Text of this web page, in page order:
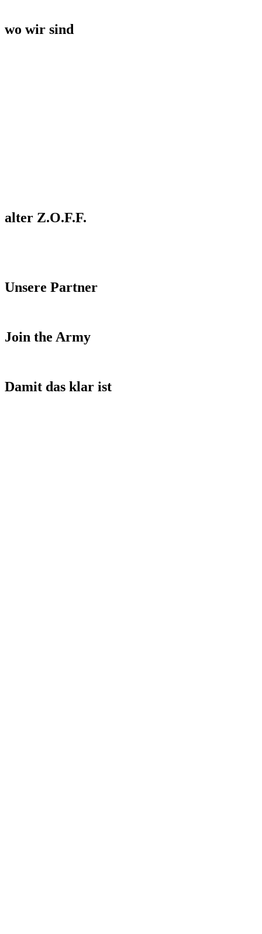
wo wir sind
alter Z.O.F.F.
Unsere Partner
Join the Army
Damit das klar ist